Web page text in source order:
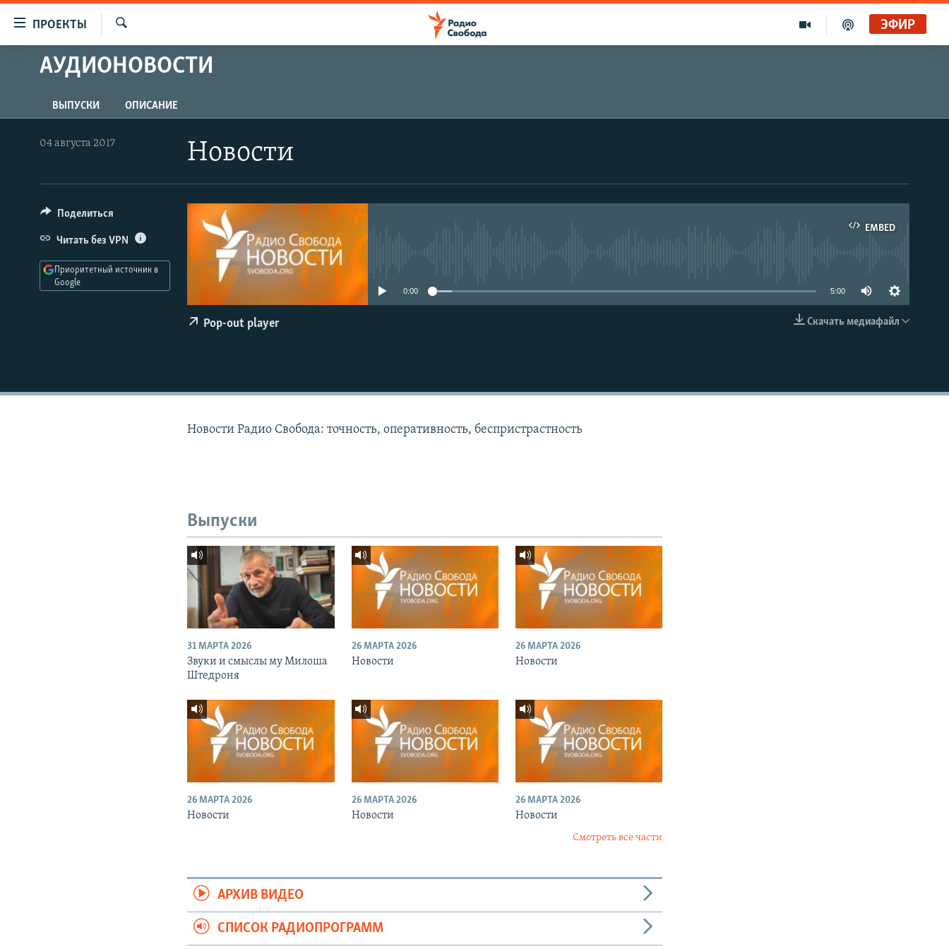
упрощенного
доступа
Вернуться
к
основному
главной
Вернутся
ПРОЕКТЫ
ПРОГРАММЫ
АВТОРСКИЕ ПРОЕКТЫ
ЦИТАТЫ СВОБОДЫ
IDEL.РЕАЛИИ
КАВКАЗ.РЕАЛИИ
СЕВЕР.РЕАЛИИ
СИБИРЬ.РЕАЛИИ
ЭФИР
АУДИОНОВОСТИ
ВЫПУСКИ ОПИСАНИЕ
Новости
04 августа 2017
EMBED
EMBED
0:00 5:00
Скачать медиафайл
Pop-out player
Поделиться
Читать без VPN
Приоритетный источник в
Google
Новости Радио Свобода: точность, оперативность, беспристрастность
Выпуски
31 МАРТА 2026
Звуки и смыслы му Милоша
Штедроня
26 МАРТА 2026
Новости
26 МАРТА 2026
Новости
26 МАРТА 2026
Новости
26 МАРТА 2026
Новости
26 МАРТА 2026
Новости
Смотреть все части
АРХИВ ВИДЕО
СПИСОК РАДИОПРОГРАММ